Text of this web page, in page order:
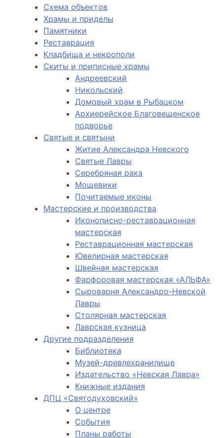
Схема объектов
Храмы и приделы
Памятники
Реставрация
Кладбища и некрополи
Скиты и приписные храмы
Андреевский
Никольский
Домовый храм в Рыбацком
Архиерейское Благовещенское
подворье
Святые и святыни
Житие Александра Невского
Святые Лавры
Серебряная рака
Мощевики
Почитаемые иконы
Мастерские и производства
Иконописно-реставрационная
мастерская
Реставрационная мастерская
Ювелирная мастерская
Швейная мастерская
Фарфоровая мастерская «АЛЬФА»
Сыроварня Александро-Невской
Лавры
Столярная мастерская
Лаврская кузница
Другие подразделения
Библиотека
Музей-древлехранилище
Издательство «Невская Лавра»
Книжные издания
ДПЦ «Святодуховский»
О центре
События
Планы работы